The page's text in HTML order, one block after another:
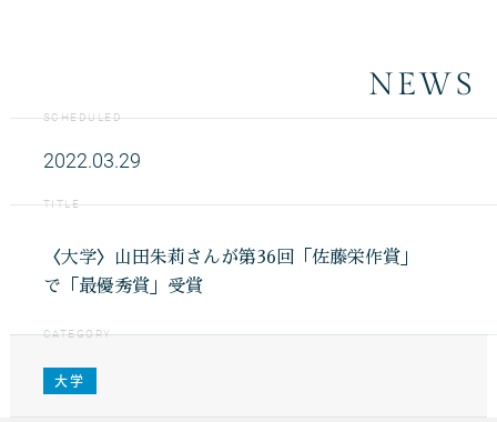
NEWS
SCHEDULED
2022.03.29
TITLE
〈大学〉山田朱莉さんが第36回「佐藤栄作賞」
で「最優秀賞」受賞
CATEGORY
大学